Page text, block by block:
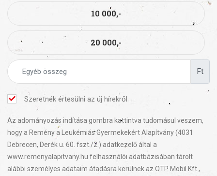
10 000,-
20 000,-
Ft
Szeretnék értesülni az új hírekről
Az adományozás indítása gombra kattintva tudomásul veszem,
hogy a Remény a Leukémiás Gyermekekért Alapítvány (4031
Debrecen, Derék u. 60. fszt./2.) adatkezelő által a
www.remenyalapitvany.hu felhasználói adatbázisában tárolt
alábbi személyes adataim átadásra kerülnek az OTP Mobil Kft.,